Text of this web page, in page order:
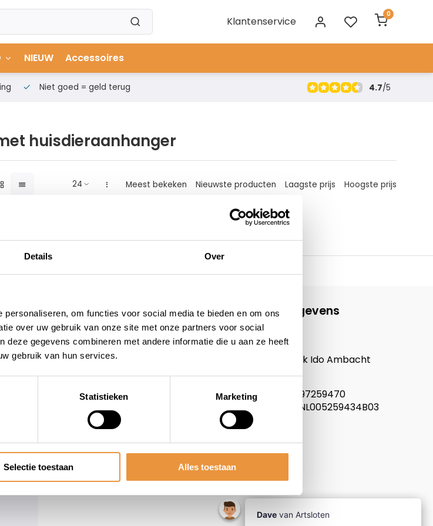
Details Over
om functies voor social media te bieden en om ons
over uw gebruik van onze site met onze partners voor social
deze gegevens combineren met andere informatie die u aan ze heeft
gebruik van hun services.
Statistieken Marketing
Selectie toestaan Alles toestaan
Klantenservice
0
NIEUW Accessoires
Niet goed = geld terug 4.7/5
huisdieraanhanger
Meest bekeken Nieuwste producten Laagste prijs Hoogste prijs
Informatie
Over ons
Blog
Contactgegevens
ARTsloten.nl
Noordeinde 114
3341LW, Hendrik Ido Ambacht
Nederland
KVK nummer: 97259470
Btw nummer: NL005259434B03